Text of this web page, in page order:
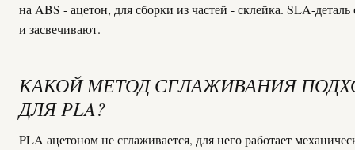
на ABS - ацетон, для сборки из частей - склейка. SLA-
и засвечивают.
КАКОЙ МЕТОД СГЛАЖИВАНИЯ
ДЛЯ PLA?
PLA ацетоном не сглаживается, для него работает